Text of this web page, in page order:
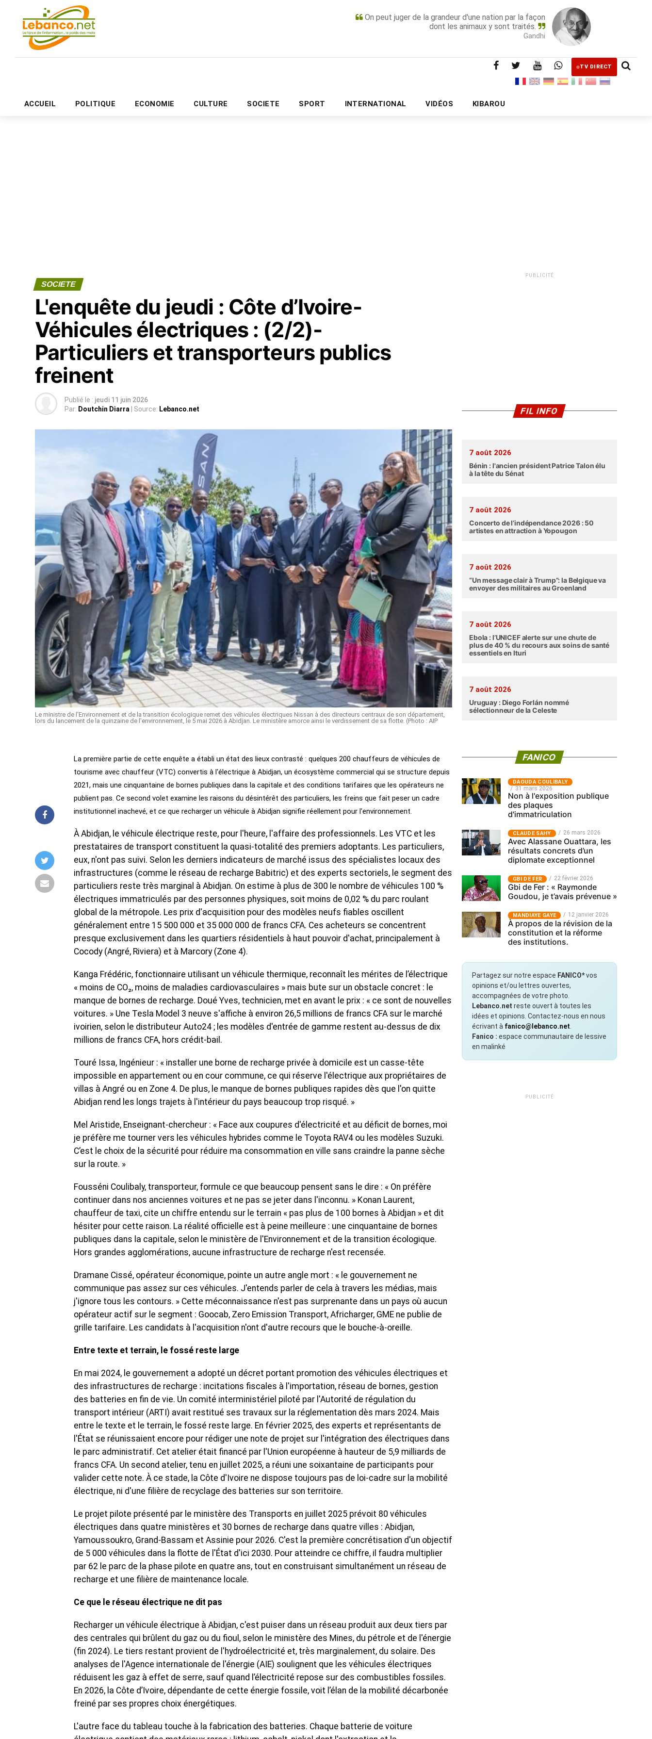
On peut juger de la grandeur d'une nation par la façon
dont les animaux y sont traités.
Gandhi
TV DIRECT
ACCUEIL POLITIQUE ECONOMIE CULTURE SOCIETE SPORT INTERNATIONAL VIDÉOS KIBAROU
PUBLICITÉ
SOCIETE
L'enquête du jeudi : Côte d’Ivoire-
Véhicules électriques : (2/2)-
Particuliers et transporteurs publics
freinent
Publié le : jeudi 11 juin 2026
Par: Doutchin Diarra | Source: Lebanco.net
Le ministre de l'Environnement et de la transition écologique remet des véhicules électriques Nissan à des directeurs centraux de son département,
lors du lancement de la quinzaine de l'environnement, le 5 mai 2026 à Abidjan. Le ministère amorce ainsi le verdissement de sa flotte. (Photo : AIP
La première partie de cette enquête a établi un état des lieux contrasté : quelques 200 chauffeurs de véhicules de
tourisme avec chauffeur (VTC) convertis à l'électrique à Abidjan, un écosystème commercial qui se structure depuis
2021, mais une cinquantaine de bornes publiques dans la capitale et des conditions tarifaires que les opérateurs ne
publient pas. Ce second volet examine les raisons du désintérêt des particuliers, les freins que fait peser un cadre
institutionnel inachevé, et ce que recharger un véhicule à Abidjan signifie réellement pour l'environnement.
À Abidjan, le véhicule électrique reste, pour l'heure, l'affaire des professionnels. Les VTC et les
prestataires de transport constituent la quasi-totalité des premiers adoptants. Les particuliers,
eux, n'ont pas suivi. Selon les derniers indicateurs de marché issus des spécialistes locaux des
infrastructures (comme le réseau de recharge Babitric) et des experts sectoriels, le segment des
particuliers reste très marginal à Abidjan. On estime à plus de 300 le nombre de véhicules 100 %
électriques immatriculés par des personnes physiques, soit moins de 0,02 % du parc roulant
global de la métropole. Les prix d'acquisition pour des modèles neufs fiables oscillent
généralement entre 15 500 000 et 35 000 000 de francs CFA. Ces acheteurs se concentrent
presque exclusivement dans les quartiers résidentiels à haut pouvoir d'achat, principalement à
Cocody (Angré, Riviera) et à Marcory (Zone 4).
Kanga Frédéric, fonctionnaire utilisant un véhicule thermique, reconnaît les mérites de l’électrique
« moins de CO₂, moins de maladies cardiovasculaires » mais bute sur un obstacle concret : le
manque de bornes de recharge. Doué Yves, technicien, met en avant le prix : « ce sont de nouvelles
voitures. » Une Tesla Model 3 neuve s'affiche à environ 26,5 millions de francs CFA sur le marché
ivoirien, selon le distributeur Auto24 ; les modèles d'entrée de gamme restent au-dessus de dix
millions de francs CFA, hors crédit-bail.
Touré Issa, Ingénieur : « installer une borne de recharge privée à domicile est un casse-tête
impossible en appartement ou en cour commune, ce qui réserve l'électrique aux propriétaires de
villas à Angré ou en Zone 4. De plus, le manque de bornes publiques rapides dès que l'on quitte
Abidjan rend les longs trajets à l'intérieur du pays beaucoup trop risqué. »
Mel Aristide, Enseignant-chercheur : « Face aux coupures d'électricité et au déficit de bornes, moi
je préfère me tourner vers les véhicules hybrides comme le Toyota RAV4 ou les modèles Suzuki.
C’est le choix de la sécurité pour réduire ma consommation en ville sans craindre la panne sèche
sur la route. »
Fousséni Coulibaly, transporteur, formule ce que beaucoup pensent sans le dire : « On préfère
continuer dans nos anciennes voitures et ne pas se jeter dans l'inconnu. » Konan Laurent,
chauffeur de taxi, cite un chiffre entendu sur le terrain « pas plus de 100 bornes à Abidjan » et dit
hésiter pour cette raison. La réalité officielle est à peine meilleure : une cinquantaine de bornes
publiques dans la capitale, selon le ministère de l'Environnement et de la transition écologique.
Hors grandes agglomérations, aucune infrastructure de recharge n'est recensée.
Dramane Cissé, opérateur économique, pointe un autre angle mort : « le gouvernement ne
communique pas assez sur ces véhicules. J'entends parler de cela à travers les médias, mais
j'ignore tous les contours. » Cette méconnaissance n'est pas surprenante dans un pays où aucun
opérateur actif sur le segment : Goocab, Zero Emission Transport, Africharger, GME ne publie de
grille tarifaire. Les candidats à l'acquisition n'ont d'autre recours que le bouche-à-oreille.
Entre texte et terrain, le fossé reste large
En mai 2024, le gouvernement a adopté un décret portant promotion des véhicules électriques et
des infrastructures de recharge : incitations fiscales à l'importation, réseau de bornes, gestion
des batteries en fin de vie. Un comité interministériel piloté par l'Autorité de régulation du
transport intérieur (ARTI) avait restitué ses travaux sur la réglementation dès mars 2024. Mais
entre le texte et le terrain, le fossé reste large. En février 2025, des experts et représentants de
l'État se réunissaient encore pour rédiger une note de projet sur l'intégration des électriques dans
le parc administratif. Cet atelier était financé par l'Union européenne à hauteur de 5,9 milliards de
francs CFA. Un second atelier, tenu en juillet 2025, a réuni une soixantaine de participants pour
valider cette note. À ce stade, la Côte d'Ivoire ne dispose toujours pas de loi-cadre sur la mobilité
électrique, ni d'une filière de recyclage des batteries sur son territoire.
Le projet pilote présenté par le ministère des Transports en juillet 2025 prévoit 80 véhicules
électriques dans quatre ministères et 30 bornes de recharge dans quatre villes : Abidjan,
Yamoussoukro, Grand-Bassam et Assinie pour 2026. C'est la première concrétisation d'un objectif
de 5 000 véhicules dans la flotte de l'État d'ici 2030. Pour atteindre ce chiffre, il faudra multiplier
par 62 le parc de la phase pilote en quatre ans, tout en construisant simultanément un réseau de
recharge et une filière de maintenance locale.
Ce que le réseau électrique ne dit pas
Recharger un véhicule électrique à Abidjan, c'est puiser dans un réseau produit aux deux tiers par
des centrales qui brûlent du gaz ou du fioul, selon le ministère des Mines, du pétrole et de l'énergie
(fin 2024). Le tiers restant provient de l'hydroélectricité et, très marginalement, du solaire. Des
analyses de l'Agence internationale de l'énergie (AIE) soulignent que les véhicules électriques
réduisent les gaz à effet de serre, sauf quand l’électricité repose sur des combustibles fossiles.
En 2026, la Côte d’Ivoire, dépendante de cette énergie fossile, voit l’élan de la mobilité décarbonée
freiné par ses propres choix énergétiques.
L'autre face du tableau touche à la fabrication des batteries. Chaque batterie de voiture
PUBLICITÉ
FIL INFO
7 août 2026
Bénin : l'ancien président Patrice Talon élu
à la tête du Sénat
7 août 2026
Concerto de l’indépendance 2026 : 50
artistes en attraction à Yopougon
7 août 2026
“Un message clair à Trump”: la Belgique va
envoyer des militaires au Groenland
7 août 2026
Ebola : l’UNICEF alerte sur une chute de
plus de 40 % du recours aux soins de santé
essentiels en Ituri
7 août 2026
Uruguay : Diego Forlán nommé
sélectionneur de la Celeste
FANICO
‎DAOUDA COULIBALY
31 mars 2026
Non à l'exposition publique
des plaques
d'immatriculation
CLAUDE SAHY 26 mars 2026
Avec Alassane Ouattara, les
résultats concrets d’un
diplomate exceptionnel
GBI DE FER 22 février 2026
Gbi de Fer : « Raymonde
Goudou, je t’avais prévenue »
MANDIAYE GAYE 12 janvier 2026
À propos de la révision de la
constitution et la réforme
des institutions.
Partagez sur notre espace FANICO*vos
opinions et/ou lettres ouvertes,
accompagnées de votre photo.
Lebanco.net reste ouvert à toutes les
idées et opinions. Contactez-nous en nous
écrivant à fanico@lebanco.net
Fanico : espace communautaire de lessive
en malinké
PUBLICITÉ